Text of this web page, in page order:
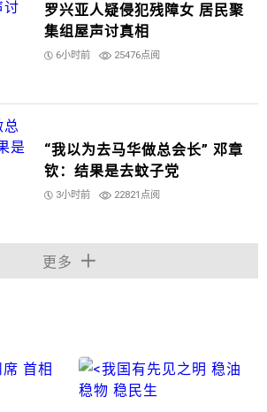
罗兴亚人疑侵犯残障女 居民聚
集组屋声讨真相
6小时前 25476点阅
“我以为去马华做总会长” 邓章
钦：结果是去蚊子党
3小时前 22821点阅
更多